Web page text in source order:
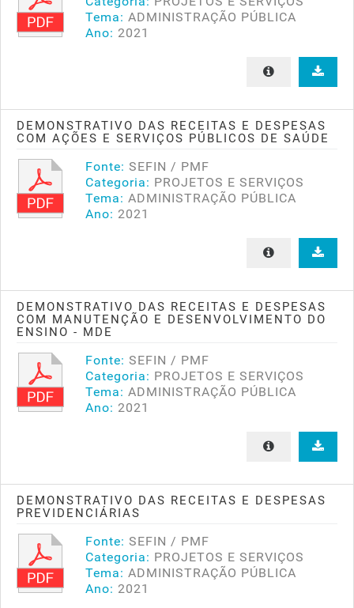
Tema: ADMINISTRAÇÃO PÚBLICA
Ano: 2021
DEMONSTRATIVO DAS RECEITAS E DESPESAS
COM AÇÕES E SERVIÇOS PÚBLICOS DE SAÚDE
Fonte: SEFIN / PMF
Categoria: PROJETOS E SERVIÇOS
Tema: ADMINISTRAÇÃO PÚBLICA
Ano: 2021
DEMONSTRATIVO DAS RECEITAS E DESPESAS
COM MANUTENÇÃO E DESENVOLVIMENTO DO
ENSINO - MDE
Fonte: SEFIN / PMF
Categoria: PROJETOS E SERVIÇOS
Tema: ADMINISTRAÇÃO PÚBLICA
Ano: 2021
DEMONSTRATIVO DAS RECEITAS E DESPESAS
PREVIDENCIÁRIAS
Fonte: SEFIN / PMF
Categoria: PROJETOS E SERVIÇOS
Tema: ADMINISTRAÇÃO PÚBLICA
Ano: 2021